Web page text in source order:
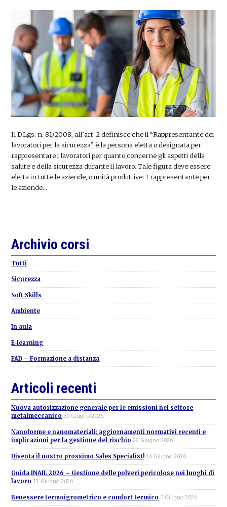
Il D.Lgs. n. 81/2008, all’art. 2 definisce che il “Rappresentante dei
lavoratori per la sicurezza” è la persona eletta o designata per
rappresentare i lavoratori per quanto concerne gli aspetti della
salute e della sicurezza durante il lavoro. Tale figura deve essere
eletta in tutte le aziende, o unità produttive: 1 rappresentante per
le aziende…
Primary
Sidebar
Archivio corsi
Tutti
Sicurezza
Soft Skills
Ambiente
In aula
E-learning
FAD – Formazione a distanza
Articoli recenti
Nuova autorizzazione generale per le emissioni nel settore
metalmeccanico 30 Giugno 2026
Nanoforme e nanomateriali: aggiornamenti normativi recenti e
implicazioni per la gestione del rischio 22 Giugno 2026
Diventa il nostro prossimo Sales Specialist! 16 Giugno 2026
Guida INAIL 2026 – Gestione delle polveri pericolose nei luoghi di
lavoro 11 Giugno 2026
Benessere termoigrometrico e comfort termico 3 Giugno 2026